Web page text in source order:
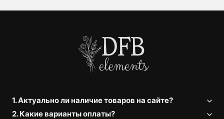
1. Актуально ли наличие товаров на сайте?
2. Какие варианты оплаты?